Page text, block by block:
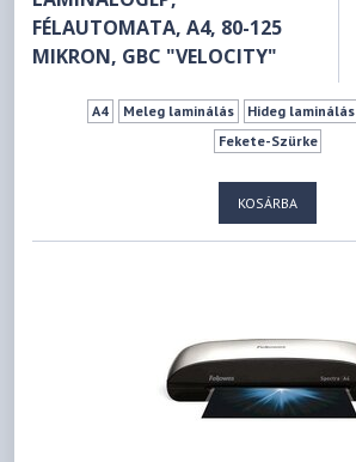
FÉLAUTOMATA, A4, 80-125
MIKRON, GBC "VELOCITY"
A4 Meleg laminálás Hideg laminálás
Fekete-Szürke
KOSÁRBA